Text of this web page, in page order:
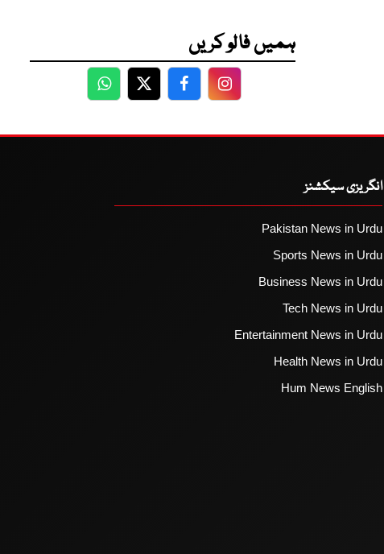
ہمیں فالو کریں
WhatsApp
TwitterFacebookFacebook
انگریزی سیکشنز
Pakistan News in Urdu
Sports News in Urdu
Business News in Urdu
Tech News in Urdu
Entertainment News in Urdu
Health News in Urdu
Hum News English